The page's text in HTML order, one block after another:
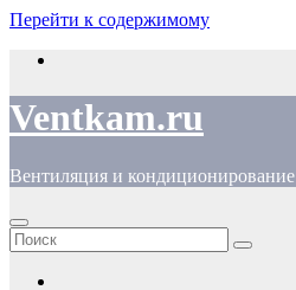
Перейти к содержимому
Ventkam.ru
Вентиляция и кондиционирование